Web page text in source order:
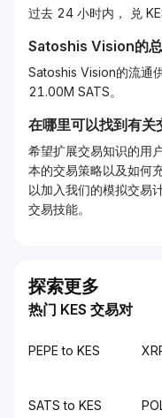
过去 24 小时内， 兑
Satoshis Vision的
Satoshis Vision的流通
21.00M SATS。
在哪里可以找到有关
希望扩展交易知识的用
本的交易策略以及如何
以加入我们的模拟交易
交易技能。
探索更多
热门 KES 交易对
PEPE to KES
SATS to KES